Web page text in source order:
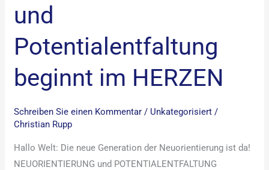
und
Potentialentfaltung
beginnt im HERZEN
Schreiben Sie einen Kommentar / Unkategorisiert /
Christian Rupp
Hallo Welt: Die neue Generation der Neuorientierung ist da!
NEUORIENTIERUNG und POTENTIALENTFALTUNG
Neuorientierung
und
Potentialentfaltung
beginnt
im
HERZEN